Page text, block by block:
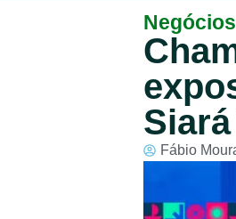
Principal
Notícias
Equipe
Contato
Negócios
Fábio